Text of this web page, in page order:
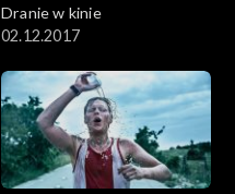
Dranie w kinie
02.12.2017